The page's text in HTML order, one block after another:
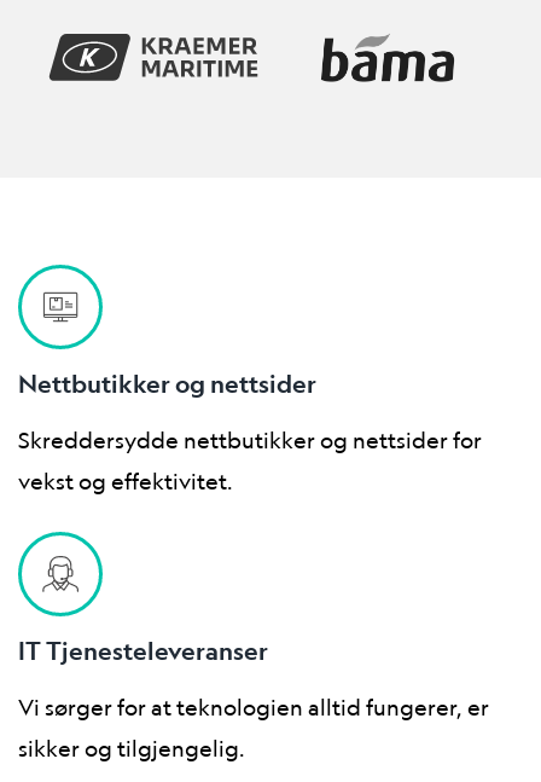
Nettbutikker og nettsider
Skreddersydde nettbutikker og nettsider for
vekst og effektivitet.
IT Tjenesteleveranser
Vi sørger for at teknologien alltid fungerer, er
sikker og tilgjengelig.